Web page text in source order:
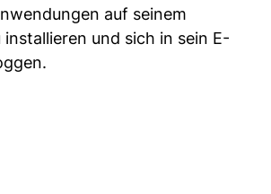
auf seinem
und sich in sein E-